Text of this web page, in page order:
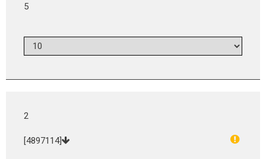
5
2
[4897114]